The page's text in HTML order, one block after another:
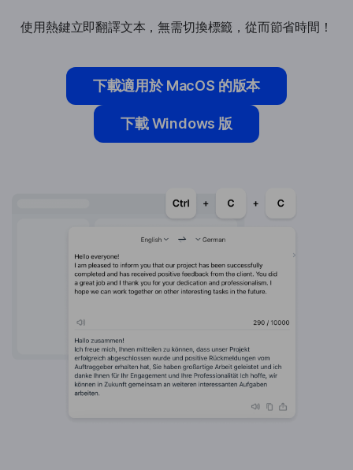
使用熱鍵立即翻譯文本，無需切換標籤，從而節省時間！
下載適用於 MacOS 的版本
下載 Windows 版